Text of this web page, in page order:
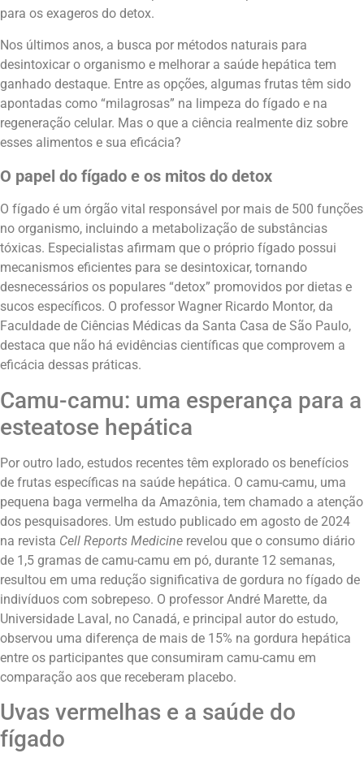
para os exageros do detox.
Nos últimos anos, a busca por métodos naturais para
desintoxicar o organismo e melhorar a saúde hepática tem
ganhado destaque. Entre as opções, algumas frutas têm sido
apontadas como “milagrosas” na limpeza do fígado e na
regeneração celular. Mas o que a ciência realmente diz sobre
esses alimentos e sua eficácia?
O papel do fígado e os mitos do detox
O fígado é um órgão vital responsável por mais de 500 funções
no organismo, incluindo a metabolização de substâncias
tóxicas. Especialistas afirmam que o próprio fígado possui
mecanismos eficientes para se desintoxicar, tornando
desnecessários os populares “detox” promovidos por dietas e
sucos específicos. O professor Wagner Ricardo Montor, da
Faculdade de Ciências Médicas da Santa Casa de São Paulo,
destaca que não há evidências científicas que comprovem a
eficácia dessas práticas.
Camu-camu: uma esperança para a
esteatose hepática
Por outro lado, estudos recentes têm explorado os benefícios
de frutas específicas na saúde hepática. O camu-camu, uma
pequena baga vermelha da Amazônia, tem chamado a atenção
dos pesquisadores. Um estudo publicado em agosto de 2024
na revista Cell Reports Medicine revelou que o consumo diário
de 1,5 gramas de camu-camu em pó, durante 12 semanas,
resultou em uma redução significativa de gordura no fígado de
indivíduos com sobrepeso. O professor André Marette, da
Universidade Laval, no Canadá, e principal autor do estudo,
observou uma diferença de mais de 15% na gordura hepática
entre os participantes que consumiram camu-camu em
comparação aos que receberam placebo.
Uvas vermelhas e a saúde do
fígado